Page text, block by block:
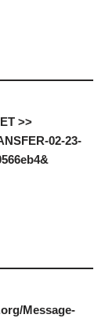
>>
02-23-
Message-